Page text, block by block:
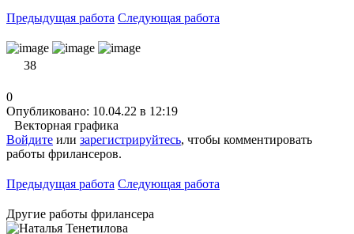
Предыдущая работа Следующая работа
38
0
Опубликовано: 10.04.22 в 12:19
Векторная графика
Войдите или зарегистрируйтесь, чтобы комментировать
работы фрилансеров.
Предыдущая работа Следующая работа
Другие работы фрилансера